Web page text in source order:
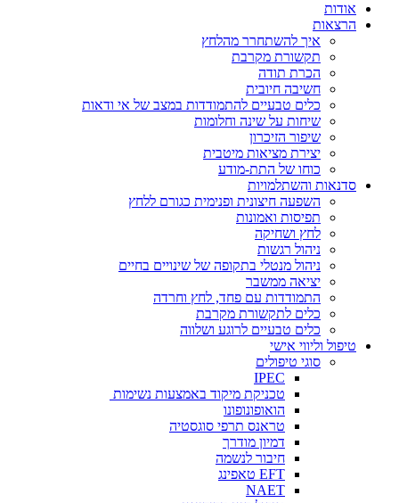
אודות
הרצאות
איך להשתחרר מהלחץ
תקשורת מקרבת
הכרת תודה
חשיבה חיובית
כלים טבעיים להתמודדות במצב של אי ודאות
שיחות על שינה וחלומות
שיפור הזיכרון
יצירת מציאות מיטבית
כוחו של התת-מודע
סדנאות והשתלמויות
השפעה חיצונית ופנימית כגורם ללחץ
תפיסות ואמונות
לחץ ושחיקה
ניהול רגשות
ניהול מנטלי בתקופה של שינויים בחיים
יציאה ממשבר
התמודדות עם פחד, לחץ וחרדה
כלים לתקשורת מקרבת
כלים טבעיים לרוגע ושלווה
טיפול וליווי אישי
סוגי טיפולים
IPEC
טכניקת מיקוד באמצעות נשימות
הואופונופונו
טראנס תרפי סוגסטיה
דמיון מודרך
חיבור לנשמה
EFT טאפינג
NAET